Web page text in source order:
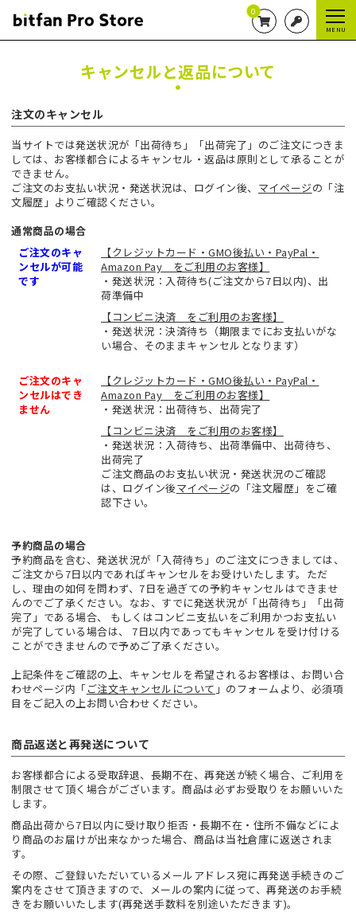
0
MENU
キャンセルと返品について
注文のキャンセル
当サイトでは発送状況が「出荷待ち」「出荷完了」のご注文につきま
しては、お客様都合によるキャンセル・返品は原則として承ることが
できません。
ご注文のお支払い状況・発送状況は、ログイン後、 マイページの「注
文履歴」よりご確認ください。
通常商品の場合
ご注文のキャ
ンセルが可能
です
【クレジットカード・GMO後払い・PayPal・
Amazon Pay をご利用のお客様】
・発送状況：入荷待ち(ご注文から7日以内)、出
荷準備中
【コンビニ決済 をご利用のお客様】
・発送状況：決済待ち（期限までにお支払いがな
い場合、そのままキャンセルとなります）
ご注文のキャ
ンセルはでき
ません
【クレジットカード・GMO後払い・PayPal・
Amazon Pay をご利用のお客様】
・発送状況：出荷待ち、出荷完了
【コンビニ決済 をご利用のお客様】
・発送状況：入荷待ち、出荷準備中、出荷待ち、
出荷完了
ご注文商品のお支払い状況・発送状況のご確認
は、ログイン後マイページの「注文履歴」をご確
認下さい。
予約商品の場合
予約商品を含む、発送状況が「入荷待ち」のご注文につきましては、
ご注文から7日以内であればキャンセルをお受けいたします。ただ
し、理由の如何を問わず、7日を過ぎての予約キャンセルはできませ
んのでご了承ください。なお、すでに発送状況が「出荷待ち」「出荷
完了」である場合、 もしくはコンビニ支払いをご利用かつお支払い
が完了している場合は、 7日以内であってもキャンセルを受け付ける
ことができませんので予めご了承ください。
上記条件をご確認の上、キャンセルを希望されるお客様は、お問い合
わせページ内「ご注文キャンセルについて 」のフォームより、必須項
目をご記入の上お問い合わせください。
商品返送と再発送について
お客様都合による受取辞退、長期不在、再発送が続く場合、ご利用を
制限させて頂く場合がございます。商品は必ずお受取りをお願いいた
します。
商品出荷から7日以内に受け取り拒否・長期不在・住所不備などによ
り商品のお届けが出来なかった場合、商品は当社倉庫に返送されま
す。
その際、ご登録いただいているメールアドレス宛に再発送手続きのご
案内をさせて頂きますので、メールの案内に従って、再発送のお手続
きをお願いいたします(再発送手数料を別途いただきます)。